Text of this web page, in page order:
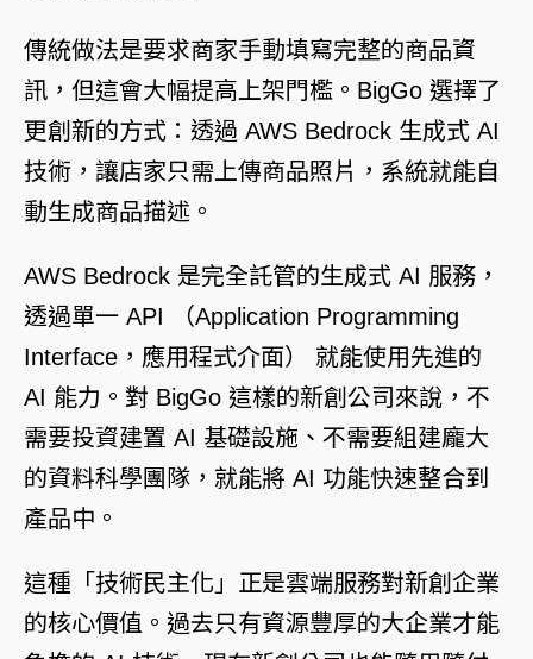
傳統做法是要求商家手動填寫完整的商品資
訊，但這會大幅提高上架門檻。BigGo 選擇了
更創新的方式：透過 AWS Bedrock 生成式 AI
技術，讓店家只需上傳商品照片，系統就能自
動生成商品描述。
AWS Bedrock 是完全託管的生成式 AI 服務，
透過單一 API （Application Programming
Interface，應用程式介面） 就能使用先進的
AI 能力。對 BigGo 這樣的新創公司來說，不
需要投資建置 AI 基礎設施、不需要組建龐大
的資料科學團隊，就能將 AI 功能快速整合到
產品中。
這種「技術民主化」正是雲端服務對新創企業
的核心價值。過去只有資源豐厚的大企業才能